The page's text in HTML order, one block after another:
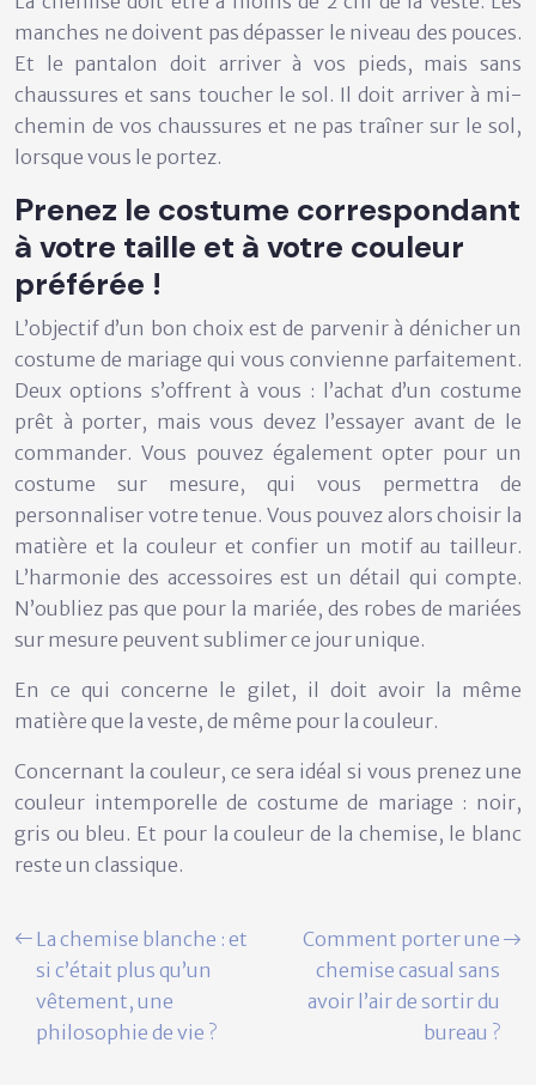
manches ne doivent pas dépasser le niveau des pouces.
Et le pantalon doit arriver à vos pieds, mais sans
chaussures et sans toucher le sol. Il doit arriver à mi-
chemin de vos chaussures et ne pas traîner sur le sol,
lorsque vous le portez.
Prenez le costume correspondant
à votre taille et à votre couleur
préférée !
L’objectif d’un bon choix est de parvenir à dénicher un
costume de mariage qui vous convienne parfaitement.
Deux options s’offrent à vous : l’achat d’un costume
prêt à porter, mais vous devez l’essayer avant de le
commander. Vous pouvez également opter pour un
costume sur mesure, qui vous permettra de
personnaliser votre tenue. Vous pouvez alors choisir la
matière et la couleur et confier un motif au tailleur.
L’harmonie des accessoires est un détail qui compte.
N’oubliez pas que pour la mariée, des robes de mariées
sur mesure peuvent sublimer ce jour unique.
En ce qui concerne le gilet, il doit avoir la même
matière que la veste, de même pour la couleur.
Concernant la couleur, ce sera idéal si vous prenez une
couleur intemporelle de costume de mariage : noir,
gris ou bleu. Et pour la couleur de la chemise, le blanc
reste un classique.
La chemise blanche : et
si c’était plus qu’un
vêtement, une
philosophie de vie ?
Comment porter une
chemise casual sans
avoir l’air de sortir du
bureau ?